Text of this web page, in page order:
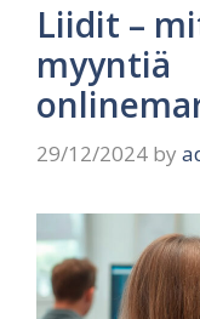
Liidit –
myyntiä
29/12/2024 by